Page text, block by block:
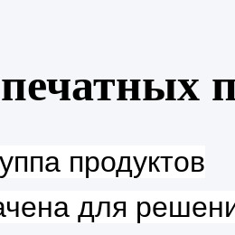
продуктов
для